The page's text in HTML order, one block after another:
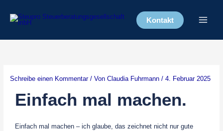
Inhalt
Kontakt
Schreibe einen Kommentar / Von Claudia Fuhrmann / 4. Februar 2025
Einfach mal machen.
Einfach mal machen – ich glaube, das zeichnet nicht nur gute